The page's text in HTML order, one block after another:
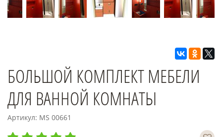
БОЛЬШОЙ КОМПЛЕКТ МЕБЕЛИ
ДЛЯ ВАННОЙ КОМНАТЫ
Артикул: MS 00661